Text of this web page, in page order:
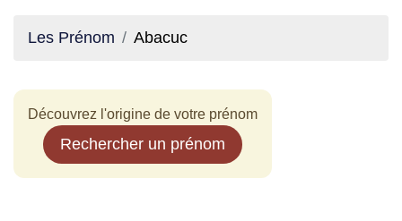
Les Prénom Abacuc
Découvrez l'origine de votre prénom
Rechercher un prénom